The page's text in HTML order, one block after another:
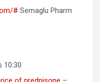
# Semaglu Pharm
10:30